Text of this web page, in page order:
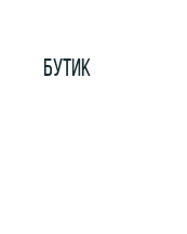
БУТИК